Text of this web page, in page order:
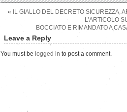
«
IL GIALLO DEL DECRETO SICUREZZA,
L’ARTICOLO
BOCCIATO E RIMANDATO A
Leave a Reply
You must be logged in to post a comment.